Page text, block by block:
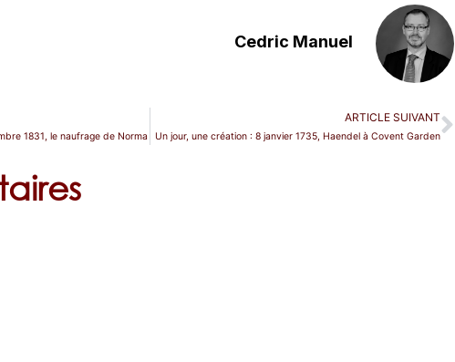
Cedric Manuel
1831, le naufrage de Norma
ARTICLE SUIVANT
Un jour, une création : 8 janvier 1735, Haendel à Covent Garden